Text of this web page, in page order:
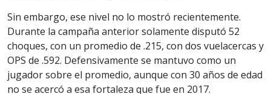
Sin embargo, ese nivel no lo mostró recientemente.
Durante la campaña anterior solamente disputó 52
choques, con un promedio de .215, con dos vuelacercas y
OPS de .592. Defensivamente se mantuvo como un
jugador sobre el promedio, aunque con 30 años de edad
no se acercó a esa fortaleza que fue en 2017.